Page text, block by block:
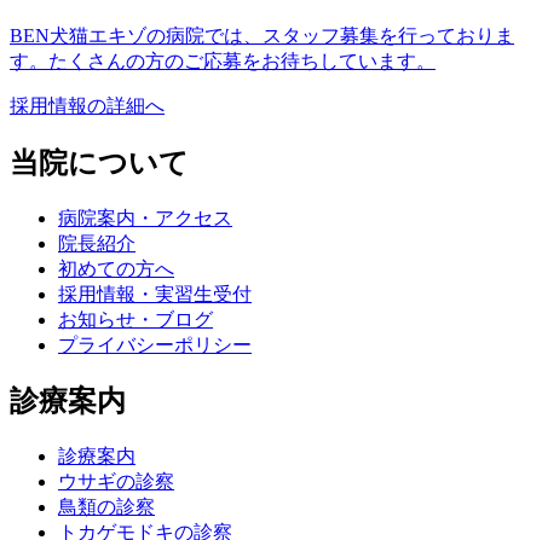
BEN犬猫エキゾの病院では、スタッフ募集を行っておりま
す。たくさんの方のご応募をお待ちしています。
採用情報の詳細へ
当院について
病院案内・アクセス
院長紹介
初めての方へ
採用情報・実習生受付
お知らせ・ブログ
プライバシーポリシー
診療案内
診療案内
ウサギの診察
鳥類の診察
トカゲモドキの診察